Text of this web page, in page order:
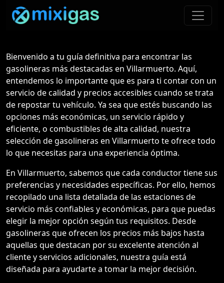
Bienvenido a tu guía definitiva para encontrar las
gasolineras más destacadas en Villarmuerto. Aquí,
entendemos lo importante que es para ti contar con un
servicio de calidad y precios accesibles cuando se trata
de repostar tu vehículo. Ya sea que estés buscando las
opciones más económicas, un servicio rápido y
eficiente, o combustibles de alta calidad, nuestra
selección de gasolineras en Villarmuerto te ofrece todo
lo que necesitas para una experiencia óptima.
En Villarmuerto, sabemos que cada conductor tiene sus
preferencias y necesidades específicas. Por ello, hemos
recopilado una lista detallada de las estaciones de
servicio más confiables y económicas, para que puedas
elegir la mejor opción según tus requisitos. Desde
gasolineras que ofrecen los precios más bajos hasta
aquellas que destacan por su excelente atención al
cliente y servicios adicionales, nuestra guía está
diseñada para ayudarte a tomar la mejor decisión.